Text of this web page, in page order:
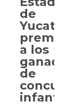
de
Yucatán
premia
a los
ganadores
de
concurso
infantil